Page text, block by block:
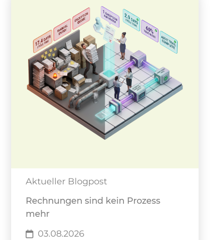
Aktueller Blogpost
Rechnungen sind kein Prozess
mehr
03.08.2026